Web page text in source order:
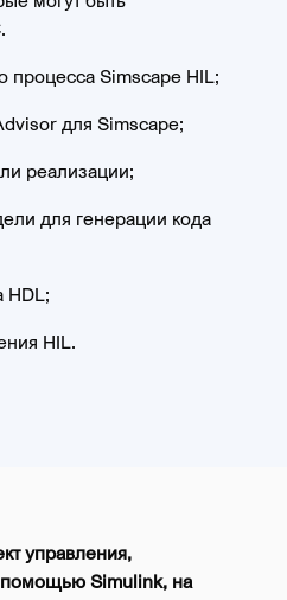
процесса Simscape HIL;
для Simscape;
реализации;
для генерации кода
HDL;
HIL.
управления,
Simulink, на